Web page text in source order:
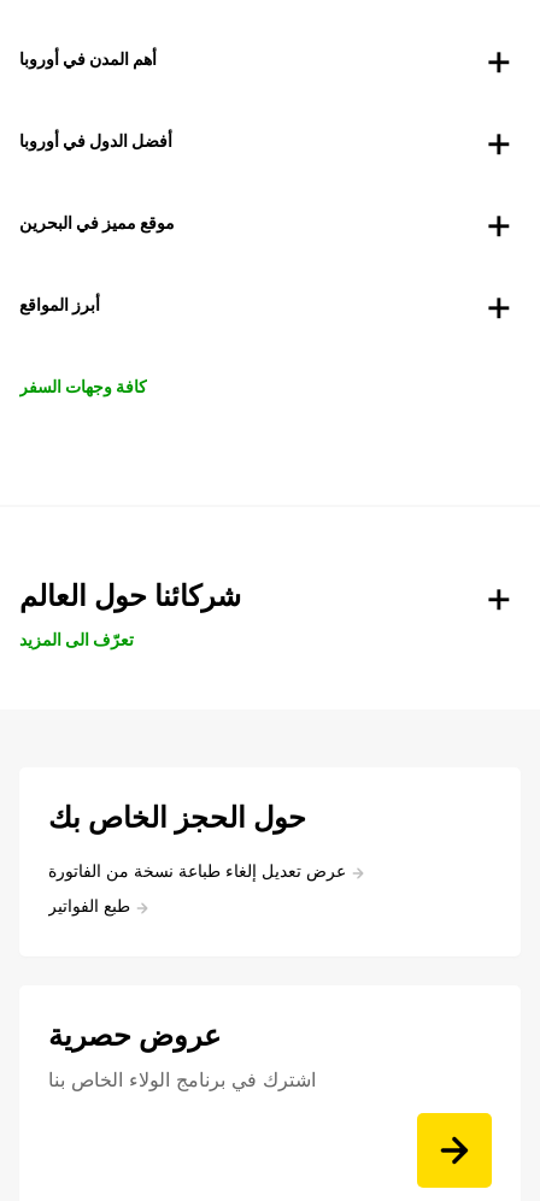
أهم المدن في أوروبا
أفضل الدول في أوروبا
موقع مميز في البحرين
أبرز المواقع
كافة وجهات السفر
شركائنا حول العالم
تعرّف الى المزيد
حول الحجز الخاص بك
عرض تعديل إلغاء طباعة نسخة من الفاتورة
طبع الفواتير
عروض حصرية
اشترك في برنامج الولاء الخاص بنا